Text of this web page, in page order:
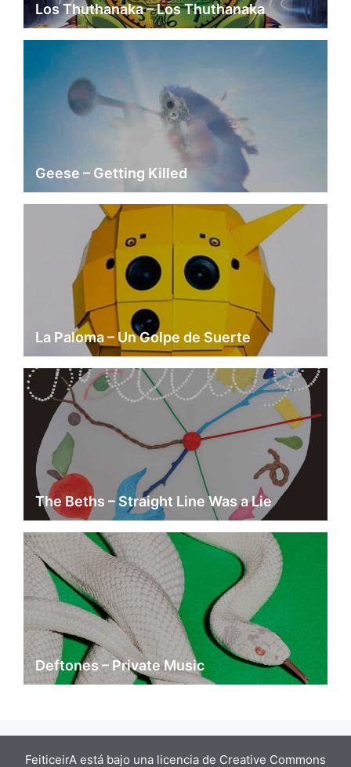
Los Thuthanaka – Los Thuthanaka
Geese – Getting Killed
La Paloma – Un Golpe de Suerte
The Beths – Straight Line Was a Lie
Deftones – Private Music
FeiticeirA está bajo una licencia de Creative Commons